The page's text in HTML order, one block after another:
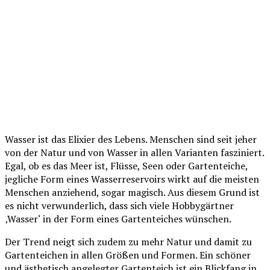
Wasser ist das Elixier des Lebens. Menschen sind seit jeher
von der Natur und von Wasser in allen Varianten fasziniert.
Egal, ob es das Meer ist, Flüsse, Seen oder Gartenteiche,
jegliche Form eines Wasserreservoirs wirkt auf die meisten
Menschen anziehend, sogar magisch. Aus diesem Grund ist
es nicht verwunderlich, dass sich viele Hobbygärtner
‚Wasser‘ in der Form eines Gartenteiches wünschen.
Der Trend neigt sich zudem zu mehr Natur und damit zu
Gartenteichen in allen Größen und Formen. Ein schöner